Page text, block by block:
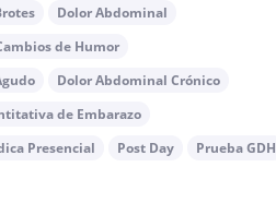
Dolor Abdominal
de Humor
Dolor Abdominal Crónico
de Embarazo
Presencial Post Day
Prueba GDH